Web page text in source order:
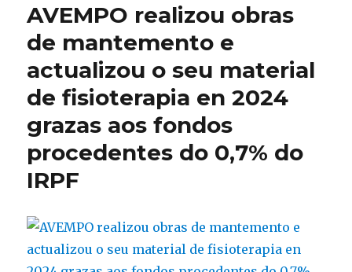
Esclerose
beneficiaranse
do
servizo
de
fisioterapia
de
AVEMPO
ata
grazas
á
AVEMPO realizou obras
de mantemento e
actualizou o seu material
de fisioterapia en 2024
grazas aos fondos
procedentes do 0,7% do
IRPF